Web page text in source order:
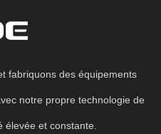
fabriquons des équipements
notre propre technologie de
et constante.